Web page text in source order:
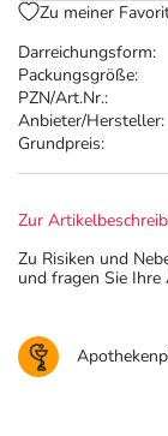
Darreichungsform:
Packungsgröße:
PZN/Art.Nr.:
Anbieter/Hersteller:
Grundpreis:
Zu meiner
Zur
Zu Risiken und
und fragen Sie